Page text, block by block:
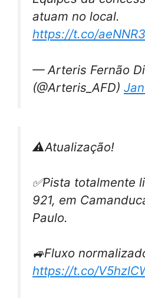
atuam no local.
https://t.co/
— Arteris Fernão
(@Arteris_AFD)
⚠Atualização!
✅Pista totalmente
921, em
Paulo.
🚙Fluxo
https://t.co/